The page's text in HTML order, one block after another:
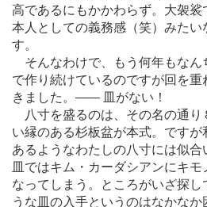
高であるにもかかわらず。大袈裟
本人としての義務感（笑）みた
す。
そんなわけで、もう何年もなん
で作り続けているのですが回を
きました。 ―― 皿がない！
八寸を盛るのは、その名の通り
い縁のある杉板盆が本式。です
あるようなわたしの八寸には似
皿ではキム・カーダシアンにキ
なってしまう。ところがいざ探し
うな皿の入手というのはなかな